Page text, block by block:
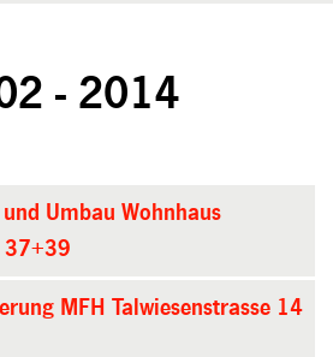
- 2014
Umbau Wohnhaus
37+39
MFH Talwiesenstrasse 14